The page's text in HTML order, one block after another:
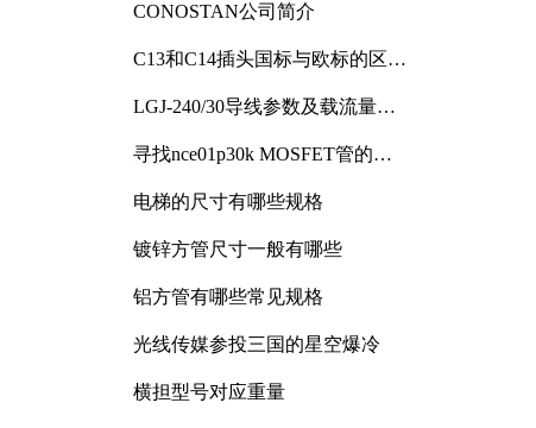
CONOSTAN公司简介
C13和C14插头国标与欧标的区别
LGJ-240/30导线参数及载流量解
寻找nce01p30k MOSFET管的合
电梯的尺寸有哪些规格
镀锌方管尺寸一般有哪些
铝方管有哪些常见规格
光线传媒参投三国的星空爆冷
横担型号对应重量